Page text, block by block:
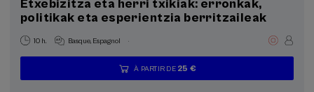
Etxebizitza eta herri txikiak: erronkak,
politikak eta esperientzia berritzaileak
10 h. Basque Espagnol .
...
À PARTIR DE 25 €
Dernières
places
Gratuit
Date
passée
Liste
d'attente
Période
d'inscription